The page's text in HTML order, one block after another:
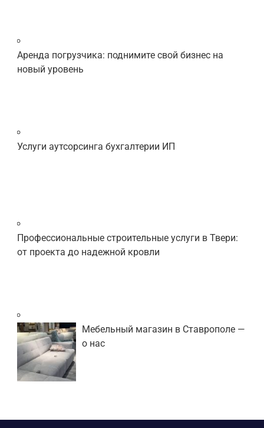
Аренда погрузчика: поднимите свой бизнес на
новый уровень
Услуги аутсорсинга бухгалтерии ИП
Профессиональные строительные услуги в Твери:
от проекта до надежной кровли
Мебельный магазин в Ставрополе —
о нас